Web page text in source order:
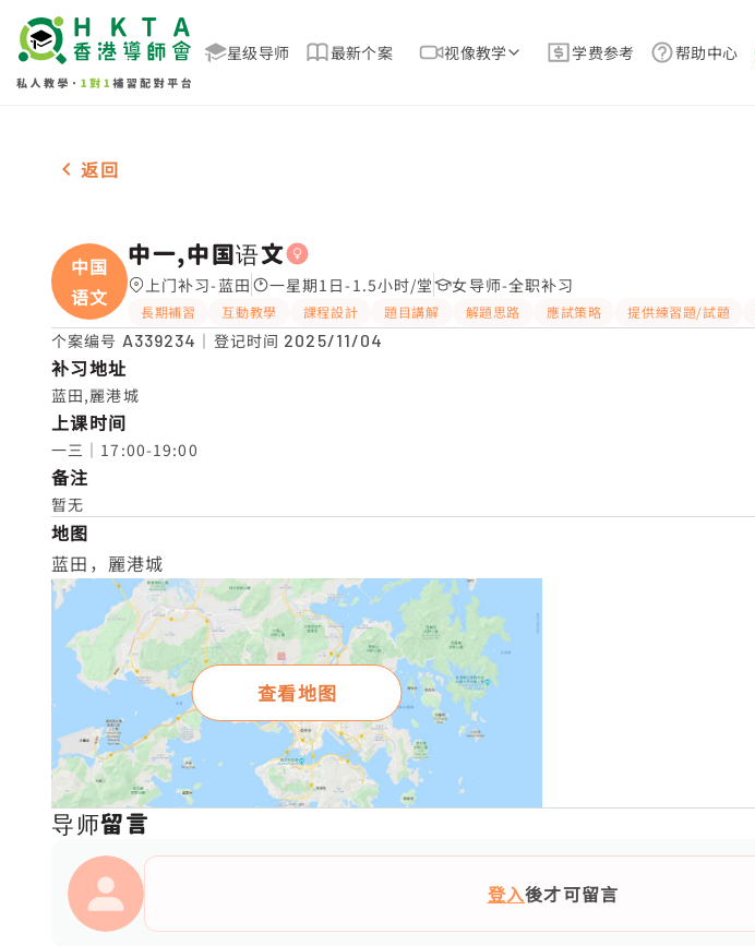
星级导师 最新个案 视像教学 学费参考 帮助中心
女-1名 中一,中国语文，蓝田 补习推介
返回
中国
语文
中一,中国语文
上门补习-蓝田 一星期1日-1.5小时/堂 女导师-全职补习
長期補習 互動教學 課程設計 題目講解 解題思路 應試策略 提供練習題/試題
个案编号 A339234 ｜登记时间 2025/11/04
补习地址
蓝田,麗港城
上课时间
一三｜17:00-19:00
备注
暂无
地图
蓝田，麗港城
查看地图
导师留言
登入後才可留言